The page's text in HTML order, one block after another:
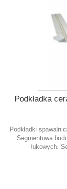
Podkładka
Podkładki
Segmentowa
łukowych.